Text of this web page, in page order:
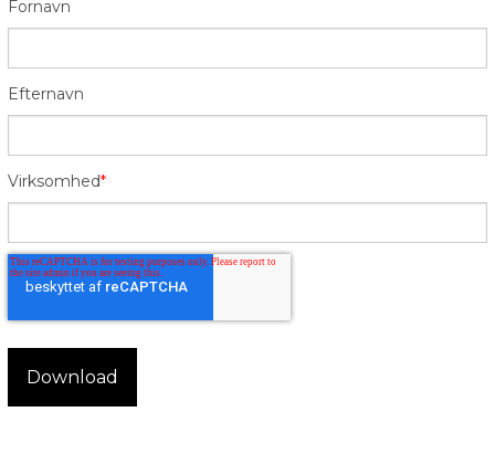
Fornavn
Efternavn
Virksomhed*